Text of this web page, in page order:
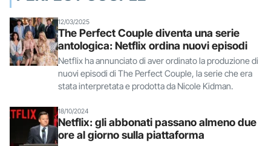
12/03/2025
The Perfect Couple diventa una serie
antologica: Netflix ordina nuovi episodi
Netflix ha annunciato di aver ordinato la produzione di
nuovi episodi di The Perfect Couple, la serie che era
stata interpretata e prodotta da Nicole Kidman.
18/10/2024
Netflix: gli abbonati passano almeno due
ore al giorno sulla piattaforma